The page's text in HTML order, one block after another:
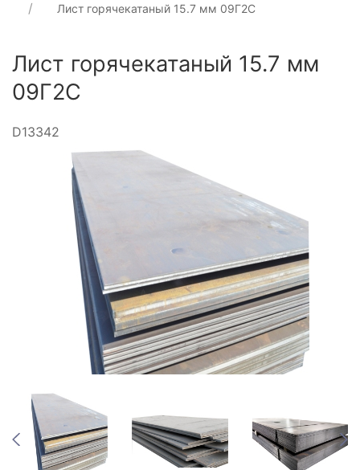
Лист горячекатаный 15.7 мм 09Г2С
Лист горячекатаный 15.7 мм
09Г2С
D13342